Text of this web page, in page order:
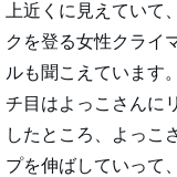
上近くに見えていて
クを登る女性クライ
ルも聞こえています
チ目はよっこさんに
したところ、よっこ
プを伸ばしていって